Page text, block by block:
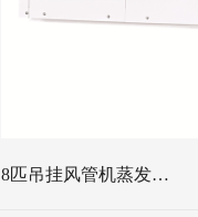
8匹吊挂风管机蒸发…